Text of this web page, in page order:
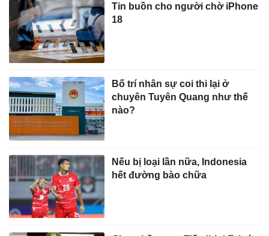
Tin buồn cho người chờ iPhone
18
Bố trí nhân sự coi thi lại ở
chuyên Tuyên Quang như thế
nào?
Nếu bị loại lần nữa, Indonesia
hết đường bào chữa